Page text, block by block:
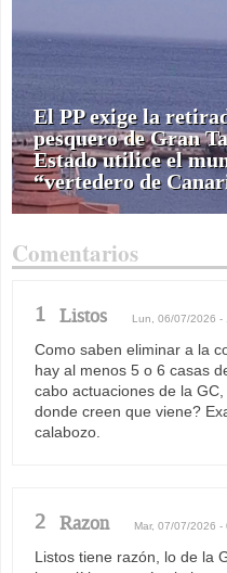
El PP exige la
pesquero de Gran
Estado utilice el
“vertedero de
Comentarios
1 Listos Lun, 06/07/2026 -
Como saben eliminar a la
hay al menos 5 o 6 casas
cabo actuaciones de la
donde creen que viene?
calabozo.
2 Razon Mar, 07/07/2026 -
Listos tiene razón, lo de la